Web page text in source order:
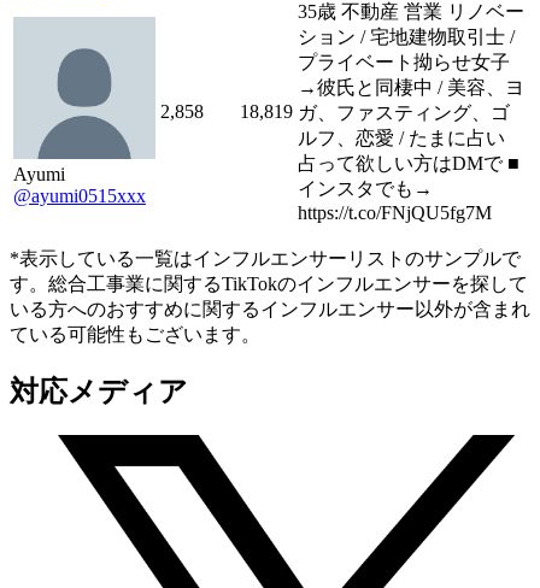
Ayumi
@ayumi0515xxx
2,858 18,819
35歳 不動産 営業 リノベー
ション / 宅地建物取引士 /
プライベート拗らせ女子
→彼氏と同棲中 / 美容、ヨ
ガ、ファスティング、ゴ
ルフ、恋愛 / たまに占い
占って欲しい方はDMで ■
インスタでも→
https://t.co/FNjQU5fg7M
*表示している一覧はインフルエンサーリストのサンプルで
す。総合工事業に関するTikTokのインフルエンサーを探して
いる方へのおすすめに関するインフルエンサー以外が含まれ
ている可能性もございます。
対応メディア